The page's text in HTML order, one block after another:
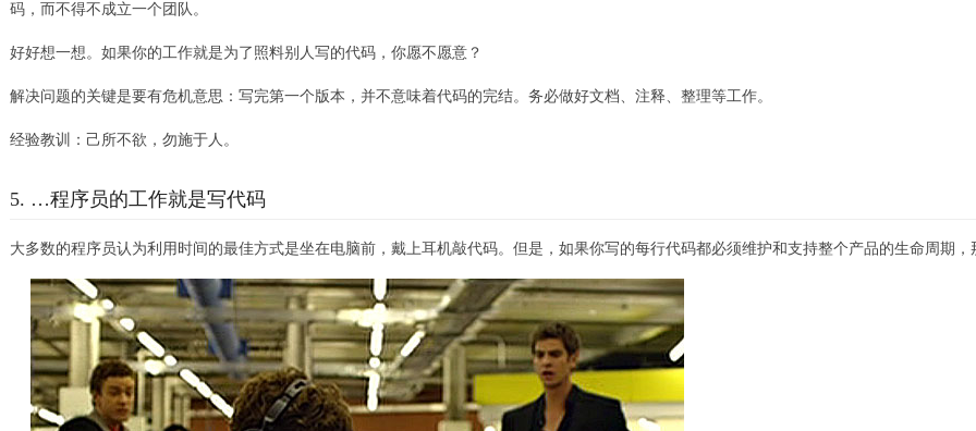
码，而不得不成立一个团队。
好好想一想。如果你的工作就是为了照料别人写的代码，你愿不愿意？
解决问题的关键是要有危机意思：写完第一个版本，并不意味着代码的完结。务必做好文档、注释、整理等工作。
经验教训：己所不欲，勿施于人。
5. …程序员的工作就是写代码
大多数的程序员认为利用时间的最佳方式是坐在电脑前，戴上耳机敲代码。但是，如果你写的每行代码都必须维护和支持整个产品的生命周期，